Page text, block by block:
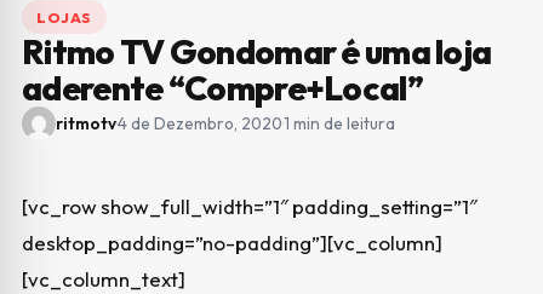
LOJAS
Ritmo TV Gondomar é uma loja
aderente “Compre+Local”
ritmotv·4 de Dezembro, 2020·1 min de leitura
[vc_row show_full_width=”1″ padding_setting=”1″
desktop_padding=”no-padding”][vc_column]
[vc_column_text]